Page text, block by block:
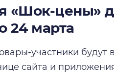
«Шок-цены»
24 марта
участники
сайта и